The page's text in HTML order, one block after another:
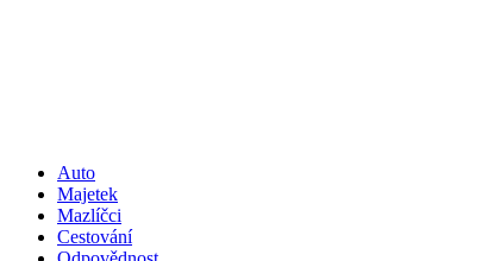
Auto
Majetek
Mazlíčci
Cestování